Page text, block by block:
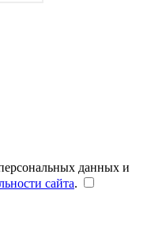
данных и
сайта.